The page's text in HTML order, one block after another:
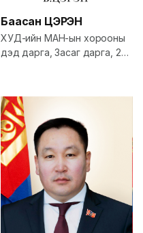
Баасан ЦЭРЭН
ХУД-ийн МАН-ын хорооны
дэд дарга, Засаг дарга, 22-